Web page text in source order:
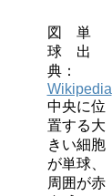
図 単
球 出
典：
Wikipedia
中央に位
置する大
きい細胞
が単球、
周囲が赤